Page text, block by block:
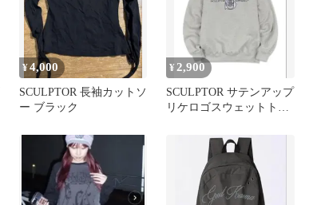
¥4,000
SCULPTOR 長袖カットソ
ー ブラック
¥ 2,900
SCULPTOR サテンアップ
リケロゴスウェットトレ